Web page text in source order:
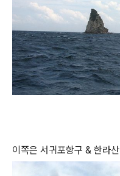
이쪽은 서귀포항구 & 한라산